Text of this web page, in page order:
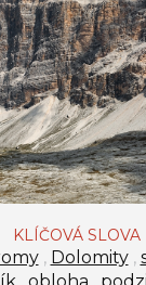
KLÍČOVÁ SLOVA
, Dolomity,